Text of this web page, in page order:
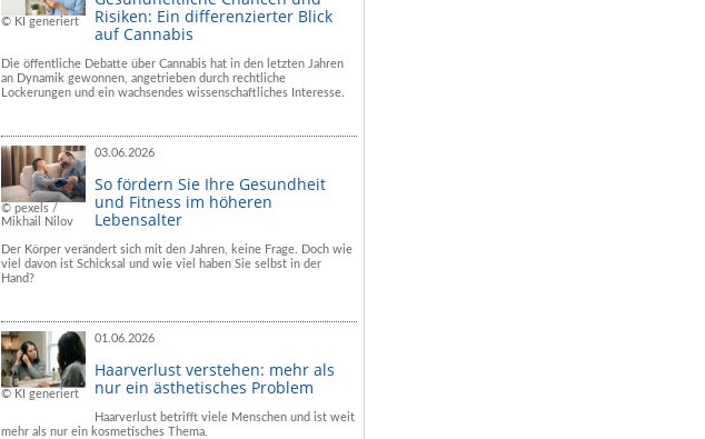
© KI generiert
Risiken: Ein differenzierter Blick
auf Cannabis
Die öffentliche Debatte über Cannabis hat in den letzten Jahren
an Dynamik gewonnen, angetrieben durch rechtliche
Lockerungen und ein wachsendes wissenschaftliches Interesse.
© pexels /
Mikhail Nilov
03.06.2026
So fördern Sie Ihre Gesundheit
und Fitness im höheren
Lebensalter
Der Körper verändert sich mit den Jahren, keine Frage. Doch wie
viel davon ist Schicksal und wie viel haben Sie selbst in der
Hand?
© KI generiert
01.06.2026
Haarverlust verstehen: mehr als
nur ein ästhetisches Problem
Haarverlust betrifft viele Menschen und ist weit
mehr als nur ein kosmetisches Thema.